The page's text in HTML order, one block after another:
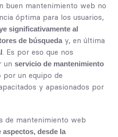
buen mantenimiento web no
óptima para los usuarios,
significativamente al
de búsqueday, en última
. Es por eso que nos
un servicio de mantenimiento
por un equipo de
y apasionados por
de mantenimiento web
aspectos, desde la